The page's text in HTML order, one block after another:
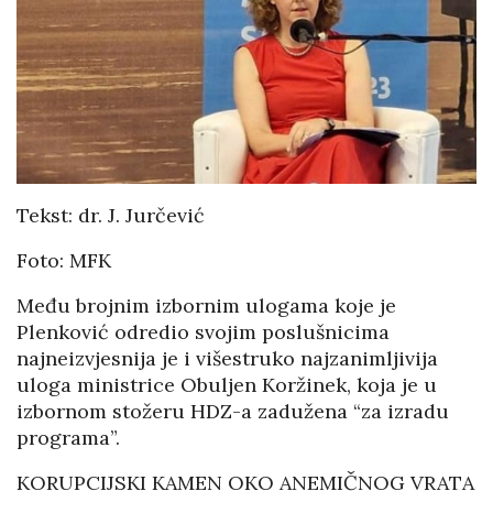
Tekst: dr. J. Jurčević
Foto: MFK
Među brojnim izbornim ulogama koje je
Plenković odredio svojim poslušnicima
najneizvjesnija je i višestruko najzanimljivija
uloga ministrice Obuljen Koržinek, koja je u
izbornom stožeru HDZ-a zadužena “za izradu
programa”.
KORUPCIJSKI KAMEN OKO ANEMIČNOG VRATA